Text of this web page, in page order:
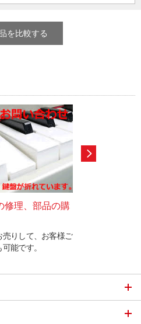
を比較する
修理、部品の購
売りして、お客様ご
能です。
人気のアップライ